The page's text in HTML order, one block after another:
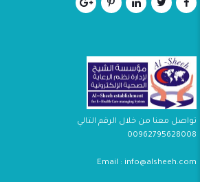
تواصل معنا من خلال الرقم التالي
00962795628008
Email : info@alsheeh.com